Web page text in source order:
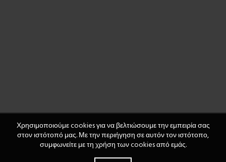
Χρησιμοποιούμε cookies για να βελτιώσουμε την εμπειρία σας
στον ιστότοπό μας. Με την περιήγηση σε αυτόν τον ιστότοπο,
συμφωνείτε με τη χρήση των cookies από εμάς.